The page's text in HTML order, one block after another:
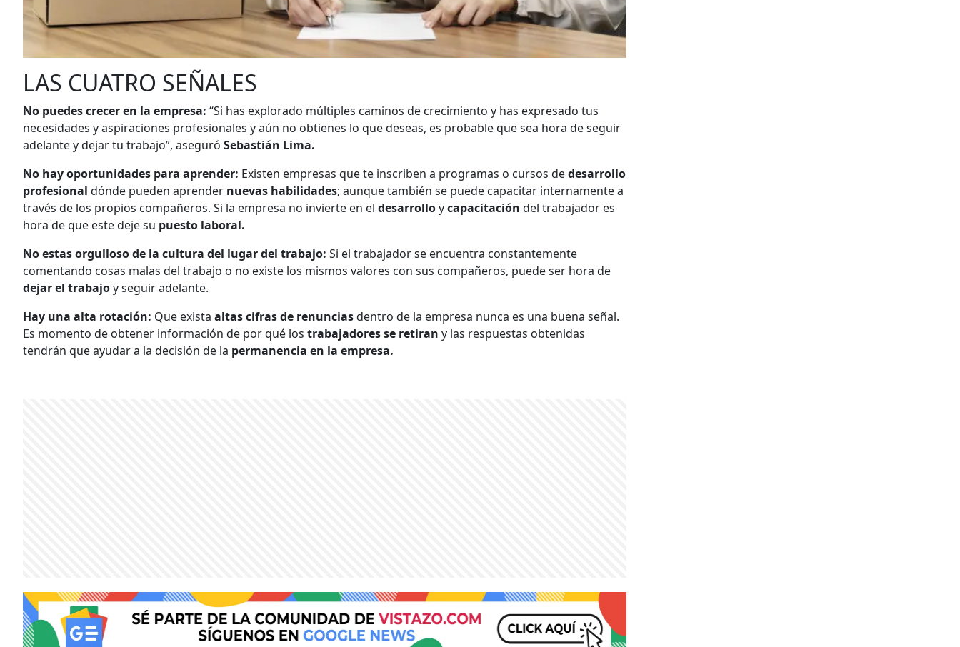
LAS CUATRO SEÑALES
No puedes crecer en la empresa: “Si has explorado múltiples caminos de crecimiento y has expresado tus
necesidades y aspiraciones profesionales y aún no obtienes lo que deseas, es probable que sea hora de seguir
adelante y dejar tu trabajo”, aseguró Sebastián Lima.
No hay oportunidades para aprender: Existen empresas que te inscriben a programas o cursos dedesarrollo
profesional dónde pueden aprender nuevas habilidades; aunque también se puede capacitar internamente a
través de los propios compañeros. Si la empresa no invierte en el desarrolloycapacitación del trabajador es
hora de que este deje su puesto laboral.
No estas orgulloso de la cultura del lugar del trabajo: Si el trabajador se encuentra constantemente
comentando cosas malas del trabajo o no existe los mismos valores con sus compañeros, puede ser hora de
dejar el trabajoy seguir adelante.
Hay una alta rotación: Que exista altas cifras de renunciasdentro de la empresa nunca es una buena señal.
Es momento de obtener información de por qué los trabajadores se retiran y las respuestas obtenidas
tendrán que ayudar a la decisión de la permanencia en la empresa.